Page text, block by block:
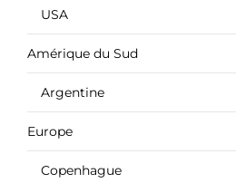
USA
Amérique du Sud
Argentine
Europe
Copenhague